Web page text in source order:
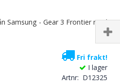
Samsung - Gear 3 Frontier med
Fri frakt!
I lager
Artnr
D12325